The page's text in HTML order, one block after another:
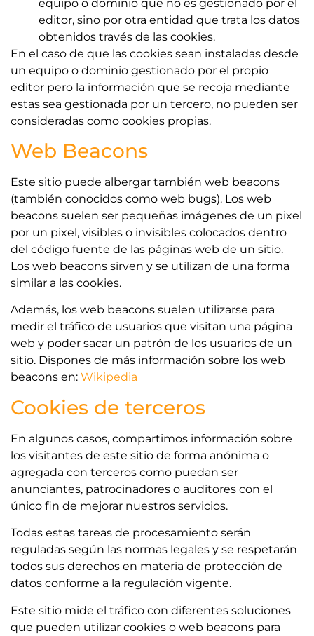
equipo o dominio que no es gestionado por el
editor, sino por otra entidad que trata los datos
obtenidos través de las cookies.
En el caso de que las cookies sean instaladas desde
un equipo o dominio gestionado por el propio
editor pero la información que se recoja mediante
estas sea gestionada por un tercero, no pueden ser
consideradas como cookies propias.
Web Beacons
Este sitio puede albergar también web beacons
(también conocidos como web bugs). Los web
beacons suelen ser pequeñas imágenes de un pixel
por un pixel, visibles o invisibles colocados dentro
del código fuente de las páginas web de un sitio.
Los web beacons sirven y se utilizan de una forma
similar a las cookies.
Además, los web beacons suelen utilizarse para
medir el tráfico de usuarios que visitan una página
web y poder sacar un patrón de los usuarios de un
sitio. Dispones de más información sobre los web
beacons en: Wikipedia
Cookies de terceros
En algunos casos, compartimos información sobre
los visitantes de este sitio de forma anónima o
agregada con terceros como puedan ser
anunciantes, patrocinadores o auditores con el
único fin de mejorar nuestros servicios.
Todas estas tareas de procesamiento serán
reguladas según las normas legales y se respetarán
todos sus derechos en materia de protección de
datos conforme a la regulación vigente.
Este sitio mide el tráfico con diferentes soluciones
que pueden utilizar cookies o web beacons para